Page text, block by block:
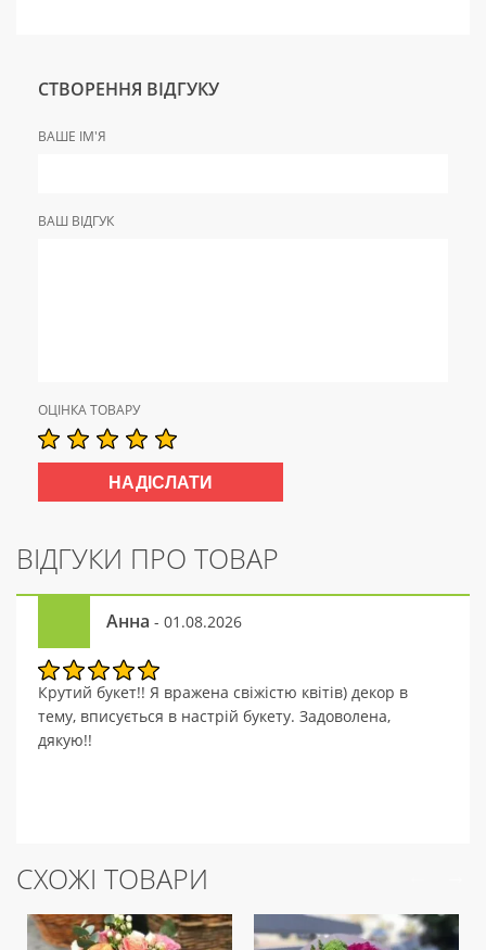
СТВОРЕННЯ ВІДГУКУ
ВАШЕ ІМ'Я
ВАШ ВІДГУК
ОЦІНКА ТОВАРУ
ВІДГУКИ ПРО ТОВАР
Анна - 01.08.2026
Крутий букет!! Я вражена свіжістю квітів) декор в
тему, вписується в настрій букету. Задоволена,
дякую!!
СХОЖІ ТОВАРИ